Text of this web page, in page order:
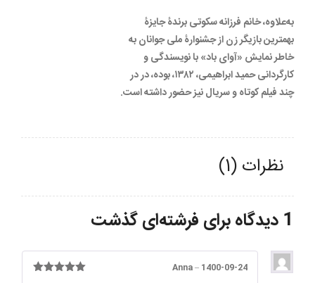
به‌علاوه، خانم فرزانه سکوتی برندۀ جایزۀ
بهمترین بازیگر زن از جشنوارۀ ملی جوانان به
خاطر نمایش «آوای باد» با نویسندگی و
کارگردانی حمید ابراهیمی، ١۳٨٢، بوده، در در
چند فیلم کوتاه و سریال نیز حضور داشته است.
نظرات (1)
1 دیدگاه برای
فرشته‌ای گذشت
Anna– 1400-09-24